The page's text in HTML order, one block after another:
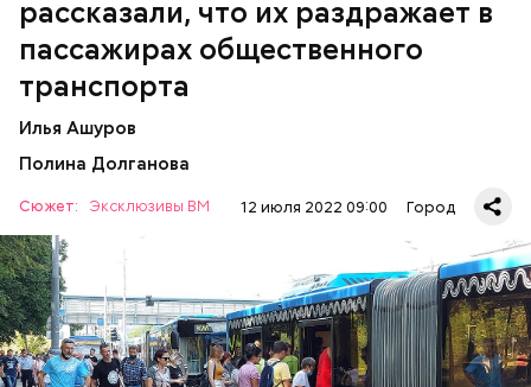
рассказали, что их раздражает в
пассажирах общественного
транспорта
Илья Ашуров
Полина Долганова
Сюжет: Эксклюзивы ВМ 12 июля 2022 09:00 Город
центру в дверях. И приходится их толкать, а они
не дают тебе пройти, что очень бестактно, —
пожаловался Игорь, 55 лет.